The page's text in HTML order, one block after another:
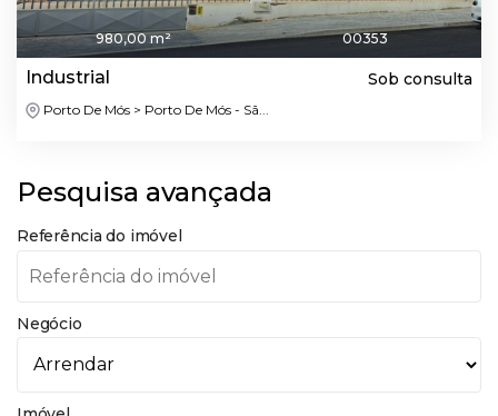
980,00 m² 00353
Industrial Sob consulta
Porto De Mós > Porto De Mós - Sã...
Pesquisa avançada
Referência do imóvel
Negócio